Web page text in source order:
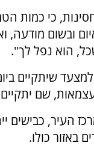
כי כמות
ובשום מודעה,
הוא נפל לך".
שם
העיר, כבישים
באזור כולו.